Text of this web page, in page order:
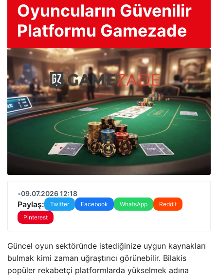
Oyuncuların Güvenilir
Platformu Gamezade
•09.07.2026 12:18
Paylaş: Twitter Facebook WhatsApp
Reddit
Pinterest
Güncel oyun sektöründe istediğinize uygun kaynakları
bulmak kimi zaman uğraştırıcı görünebilir. Bilakis
popüler rekabetçi platformlarda yükselmek adına